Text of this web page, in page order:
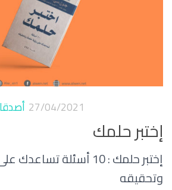
27/04/2021
إختبر حلمك
إختبر حلمك : 10 أسئلة
وتحقيقه